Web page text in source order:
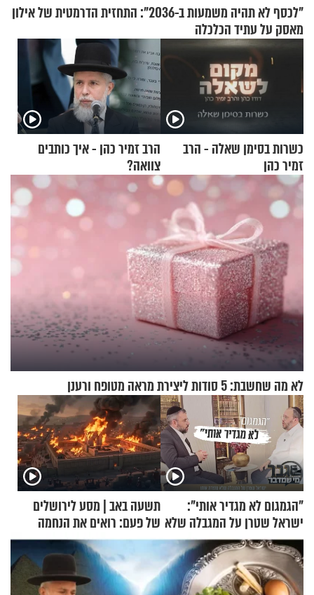
"לכסף לא תהיה משמעות ב-2036": התחזית הדרמטית של אילון
מאסק על עתיד הכלכלה
כשרות בסימן שאלה - הרב
זמיר כהן
הרב זמיר כהן - איך כותבים
צוואה?
לא מה שחשבת: 5 סודות ליצירת מראה מטופח ורענן
"הגמגום לא מגדיר אותי":
ישראל שטרן על המגבלה שלא
עוצרת אותו
תשעה באב | מסע לירושלים
של פעם: רואים את הנחמה